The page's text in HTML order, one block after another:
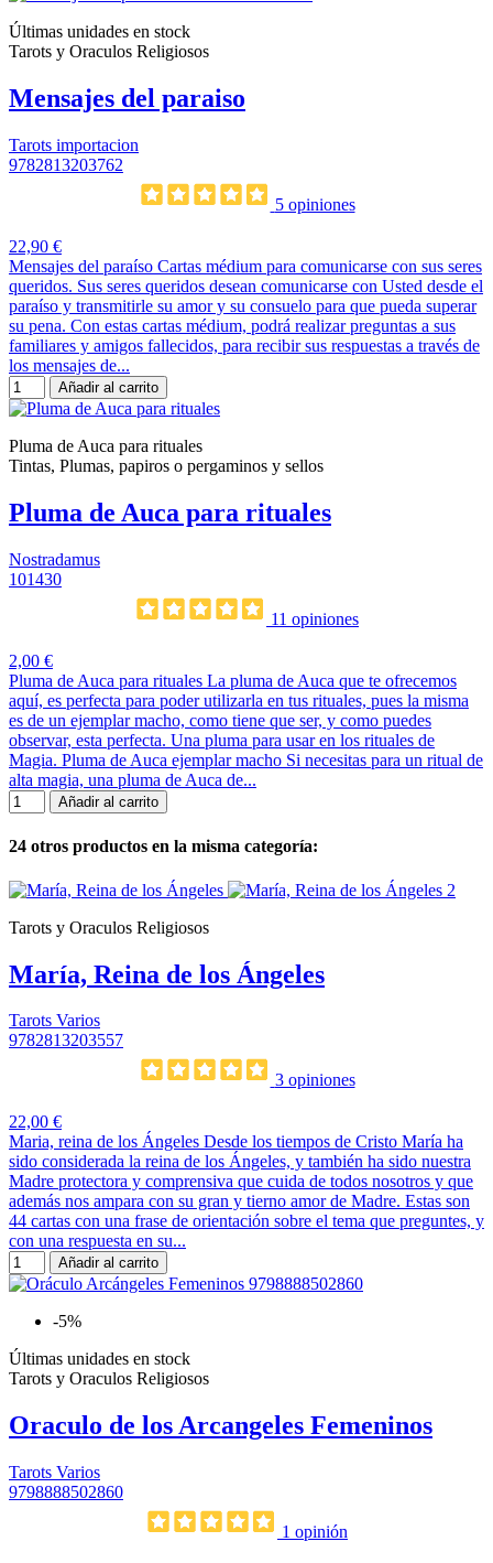
Últimas unidades en stock
Tarots y Oraculos Religiosos
Mensajes del paraiso
Tarots importacion
9782813203762
5 opiniones
22,90 €
Mensajes del paraíso Cartas médium para comunicarse con sus seres
queridos. Sus seres queridos desean comunicarse con Usted desde el
paraíso y transmitirle su amor y su consuelo para que pueda superar
su pena. Con estas cartas médium, podrá realizar preguntas a sus
familiares y amigos fallecidos, para recibir sus respuestas a través de
los mensajes de...
Añadir al carrito
Pluma de Auca para rituales
Tintas, Plumas, papiros o pergaminos y sellos
Pluma de Auca para rituales
Nostradamus
101430
11 opiniones
2,00 €
Pluma de Auca para rituales La pluma de Auca que te ofrecemos
aquí, es perfecta para poder utilizarla en tus rituales, pues la misma
es de un ejemplar macho, como tiene que ser, y como puedes
observar, esta perfecta. Una pluma para usar en los rituales de
Magia. Pluma de Auca ejemplar macho Si necesitas para un ritual de
alta magia, una pluma de Auca de...
Añadir al carrito
24 otros productos en la misma categoría:
Tarots y Oraculos Religiosos
María, Reina de los Ángeles
Tarots Varios
9782813203557
3 opiniones
22,00 €
Maria, reina de los Ángeles Desde los tiempos de Cristo María ha
sido considerada la reina de los Ángeles, y también ha sido nuestra
Madre protectora y comprensiva que cuida de todos nosotros y que
además nos ampara con su gran y tierno amor de Madre. Estas son
44 cartas con una frase de orientación sobre el tema que preguntes, y
con una respuesta en su...
Añadir al carrito
-5%
Últimas unidades en stock
Tarots y Oraculos Religiosos
Oraculo de los Arcangeles Femeninos
Tarots Varios
9798888502860
1 opinión